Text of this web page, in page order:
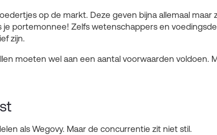
op de markt. Deze geven bijna allemaal
portemonnee! Zelfs wetenschappers en
zijn.
moeten wel aan een aantal voorwaarden voldoen.
als Wegovy. Maar de concurrentie zit niet stil.